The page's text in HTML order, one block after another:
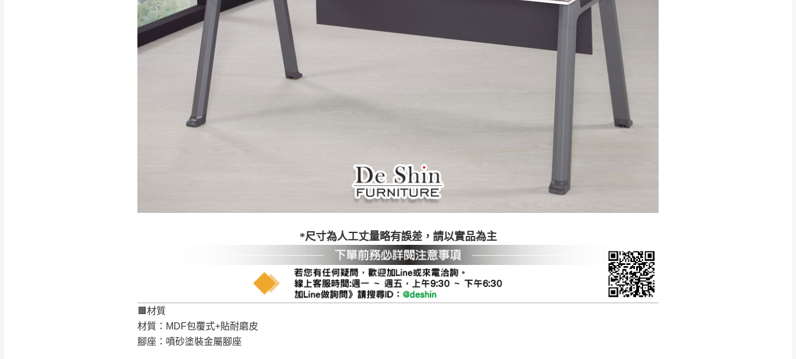
*尺寸為人工丈量略有誤差，請以實品為主
🟧材質
材質：MDF包覆式+貼耐磨皮
腳座：噴砂塗裝金屬腳座
基隆
＊A108產品另收運費
基隆山區
苗栗
卓蘭鎮、三灣、通霄山區、西湖、泰安
鄉、大湖鄉、頭屋、獅潭鄉
台北市、新北市地區固定每周(三)、(日)兩天收送貨
彰化、南投、雲林、嘉義、台南、高雄、屏東、宜蘭、 花蓮、台東、金門、馬祖、澎湖地區
@dershin）
發票寄送：
若您選擇三聯式或索取兩聯式發票，發票將於商品完成出貨15個工作天另行寄出，另外約加上2~7個工作天內
送達，如遇國定假日將順延寄送。
退換貨說明：
若收到不良品，請於到貨日起七日內通知本公司客服人員，我們將為您更換新品，運費皆由本站負責，
所有退回及換貨之商品必須是全新狀態且完整包裝，床墊、床包、枕頭類產品需為未拆封狀態(請保持商
品、附件、包裝、廠商紙及所有附隨文件或資料之完整性)，若未依照上述方式處理，恕無法接受退貨。
由於透過電腦螢幕選購商品，可能會因個人電腦螢幕的設定色差或解析度等因素， 與實際商品的顏色、
需自付來回運費及人資成本
，請您訂購前詳加確認。(包含商品尺寸
訂購前請確認商品尺寸，大型物件因為人工丈量，難免會有些許誤差值(約正負0.5CM) 詳細尺寸以實品
為主。
非因本公司問題而需退換貨，請於收到貨7日內通知客服人員(Line@ ID：
狀態與完整包裝。鑑賞期間若發生非本司因素致使之汙損破壞，恕無法辦理退換貨。
台北市、新北市地區固定每周(三)、(日)兩天收送貨，敬請見諒！
本公司部份商品無維修服務，超過7日鑑賞期，商品使用年限，因客人使用習慣、居家環境不同。若屬人
為因素導致商品損壞、零件短缺，則維修、搬運費用，需由消費者自行吸收(另事先與消費者報價，消費
到貨7日內為鑑賞期(注意:鑑賞期非試用期)，若非商品品質瑕疵問題於鑑賞期內退貨之情形，我們需酌收
退貨運費。